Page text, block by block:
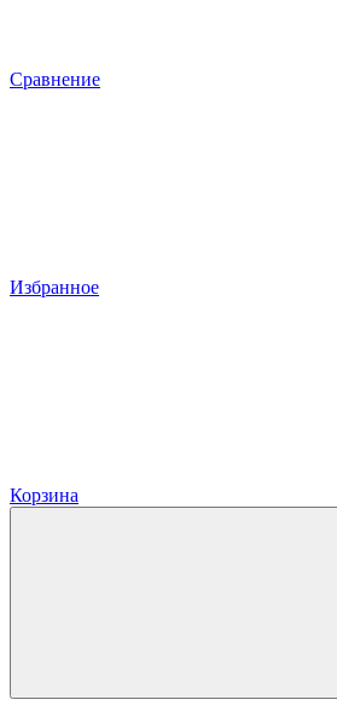
Сравнение
Избранное
Корзина